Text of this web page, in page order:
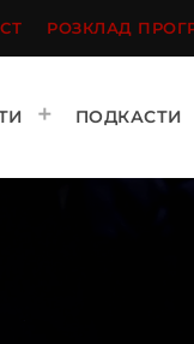
РОЗКЛАД
ПОДКАСТИ